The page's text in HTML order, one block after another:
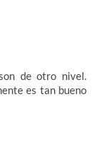
de otro nivel.
es tan bueno